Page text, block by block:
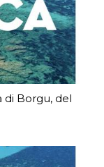
di Borgu, del